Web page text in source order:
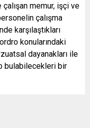
memur, işçi ve
çalışma
karşılaştıkları
konularındaki
dayanakları ile
bulabilecekleri bir